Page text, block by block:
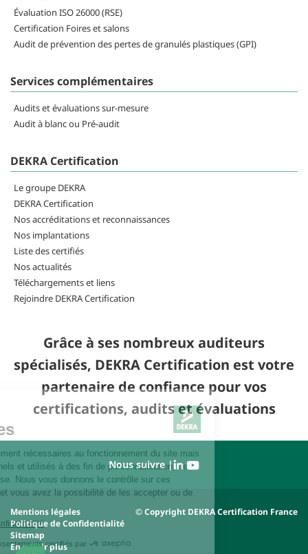
Évaluation ISO 26000 (RSE)
Certification Foires et salons
Audit de prévention des pertes de granulés plastiques (GPI)
Services complémentaires
Audits et évaluations sur-mesure
Audit à blanc ou Pré-audit
DEKRA Certification
Le groupe DEKRA
DEKRA Certification
Nos accréditations et reconnaissances
Nos implantations
Liste des certifiés
Nos actualités
Téléchargements et liens
Rejoindre DEKRA Certification
Grâce à ses nombreux auditeurs
spécialisés, DEKRA Certification est votre
partenaire de confiance pour vos
certifications, audits et évaluations
Nous suivre |
© Copyright DEKRA Certification France
Mentions légales
Politique de Confidentialité
Sitemap
En savoir plus